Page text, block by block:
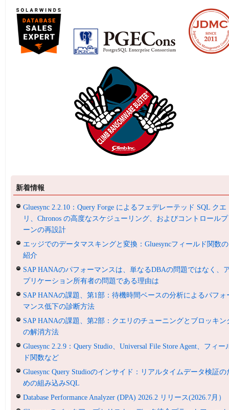
新着情報
Gluesync 2.2.10：Query Forge によるフェデレーテッド SQL クエ
リ、Chronos の高度なスケジューリング、およびコントロール
ーンの再設計
エッジでのデータマスキングと変換：Gluesyncフィールド関数の
紹介
SAP HANAのパフォーマンスは、単なるDBAの問題ではなく、
プリケーション所有者の問題である理由は
SAP HANAの課題、第1部：待機時間ベースの分析によるパフォ
マンス低下の診断方法
SAP HANAの課題、第2部：クエリのチューニングとブロッキン
の解消方法
Gluesync 2.2.9：Query Studio、Universal File Store Agent、フィー
ド関数など
Gluesync Query Studioのインサイド：リアルタイムデータ検証の
めの組み込みSQL
Database Performance Analyzer (DPA) 2026.2 リリース(2026.7月）